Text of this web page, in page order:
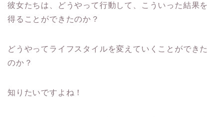
彼女たちは、どうやって行動して、こういった結果を
得ることができたのか？
どうやってライフスタイルを変えていくことができた
のか？
知りたいですよね！